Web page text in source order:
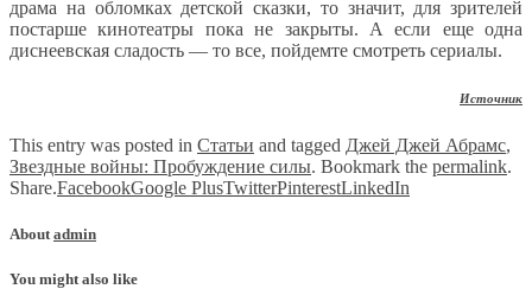
драма на обломках детской сказки, то значит, для зрителей
постарше кинотеатры пока не закрыты. А если еще одна
диснеевская сладость — то все, пойдемте смотреть сериалы.
Источник
This entry was posted in Статьи and tagged Джей Джей Абрамс,
Звездные войны: Пробуждение силы. Bookmark the permalink.
Share.FacebookGoogle PlusTwitterPinterestLinkedIn
About admin
You might also like